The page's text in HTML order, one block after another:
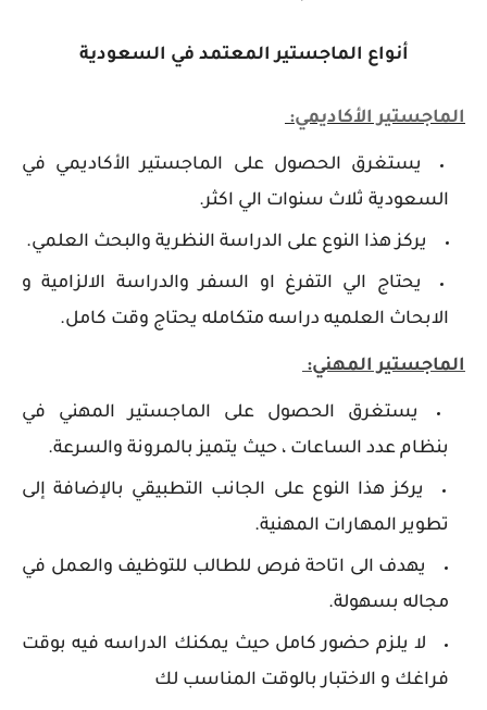
أنواع الماجستير المعتمد في السعودية
الماجستير الأكاديمي:
يستغرق الحصول على الماجستير الأكاديمي في
السعودية ثلاث سنوات الي اكثر.
يركز هذا النوع على الدراسة النظرية والبحث العلمي.
يحتاج الي التفرغ او السفر والدراسة الالزامية و
الابحاث العلميه دراسه متكامله يحتاج وقت كامل.
الماجستير المهني:
يستغرق الحصول على الماجستير المهني في
بنظام عدد الساعات ، حيث يتميز بالمرونة والسرعة.
يركز هذا النوع على الجانب التطبيقي بالإضافة إلى
تطوير المهارات المهنية.
يهدف الى اتاحة فرص للطالب للتوظيف والعمل في
مجاله بسهولة.
لا يلزم حضور كامل حيث يمكنك الدراسه فيه بوقت
فراغك و الاختبار بالوقت المناسب لك